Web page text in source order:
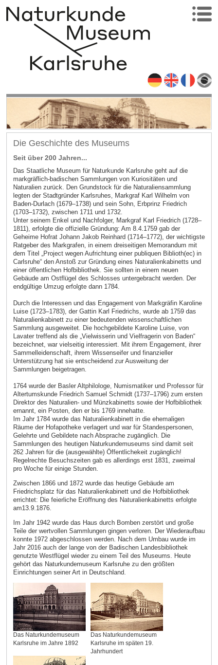
Die Geschichte des Museums
Seit über 200 Jahren...
Das Staatliche Museum für Naturkunde Karlsruhe geht auf die
markgräflich-badischen Sammlungen von Kuriositäten und
Naturalien zurück. Den Grundstock für die Naturaliensammlung
legten der Stadtgründer Karlsruhes, Markgraf Karl Wilhelm von
Baden-Durlach (1679–1738) und sein Sohn, Erbprinz Friedrich
(1703–1732), zwischen 1711 und 1732.
Unter seinem Enkel und Nachfolger, Markgraf Karl Friedrich (1728–
1811), erfolgte die offizielle Gründung: Am 8.4.1759 gab der
Geheime Hofrat Johann Jakob Reinhard (1714–1772), der wichtigste
Ratgeber des Markgrafen, in einem dreiseitigen Memorandum mit
dem Titel „Project wegen Aufrichtung einer publiquen Biblioth(ec) in
Carlsruhe“ den Anstoß zur Gründung eines Naturalienkabinetts und
einer öffentlichen Hofbibliothek. Sie sollten in einem neuen
Gebäude am Ostflügel des Schlosses untergebracht werden. Der
endgültige Umzug erfolgte dann 1784.
Durch die Interessen und das Engagement von Markgräfin Karoline
Luise (1723–1783), der Gattin Karl Friedrichs, wurde ab 1759 das
Naturalienkabinett zu einer bedeutenden wissenschaftlichen
Sammlung ausgeweitet. Die hochgebildete Karoline Luise, von
Lavater treffend als die „Vielwisserin und Vielfragerin von Baden“
bezeichnet, war vielseitig interessiert. Mit ihrem Engagement, ihrer
Sammelleidenschaft, ihrem Wissenseifer und finanzieller
Unterstützung hat sie entscheidend zur Ausweitung der
Sammlungen beigetragen.
1764 wurde der Basler Altphilologe, Numismatiker und Professor für
Altertumskunde Friedrich Samuel Schmidt (1737–1796) zum ersten
Direktor des Naturalien- und Münzkabinetts sowie der Hofbibliothek
ernannt, ein Posten, den er bis 1769 innehatte.
Im Jahr 1784 wurde das Naturalienkabinett in die ehemaligen
Räume der Hofapotheke verlagert und war für Standespersonen,
Gelehrte und Gebildete nach Absprache zugänglich. Die
Sammlungen des heutigen Naturkundemuseums sind damit seit
262 Jahren für die (ausgewählte) Öffentlichekeit zugänglich!
Regelrechte Besuchszeiten gab es allerdings erst 1831, zweimal
pro Woche für einige Stunden.
Zwischen 1866 und 1872 wurde das heutige Gebäude am
Friedrichsplatz für das Naturalienkabinett und die Hofbibliothek
errichtet: Die feierliche Eröffnung des Naturalienkabinetts erfolgte
am13.9.1876.
Im Jahr 1942 wurde das Haus durch Bomben zerstört und große
Teile der wertvollen Sammlungen gingen verloren. Der Wiederaufbau
konnte 1972 abgeschlossen werden. Nach dem Umbau wurde im
Jahr 2016 auch der lange von der Badischen Landesbibliothek
genutzte Westflügel wieder zu einem Teil des Museums. Heute
gehört das Naturkundemuseum Karlsruhe zu den größten
Einrichtungen seiner Art in Deutschland.
Das Naturkundemuseum
Karlsruhe im Jahre 1892
Das Naturkundemuseum
Karlsruhe im späten 19.
Jahrhundert